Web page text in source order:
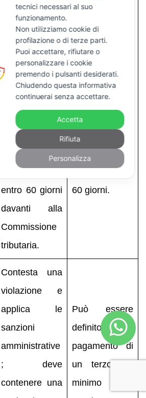
maggiori
imposte
dovute, le
sanzioni e gli
interessi; deve
essere
motivato (art. 7
L. 212/2000) e
può essere
impugnato
entro 60 giorni
davanti alla
Commissione
tributaria.
Se esecutivo
(per gli atti
emessi dal
1° gennaio 20
16), l’ufficio
iscrive a ruolo
le somme
trascorsi
60 giorni.
Contesta una
violazione e
applica le
sanzioni
amministrative
; deve
contenere una
Può essere
definito con
pagamento di
un terzo del
minimo della
tecnici necessari al suo
funzionamento.
Non utilizziamo cookie di
profilazione o di terze parti.
Puoi accettare, rifiutare o
personalizzare i cookie
premendo i pulsanti desiderati.
Chiudendo questa informativa
continuerai senza accettare.
Accetta
Rifiuta
Personalizza